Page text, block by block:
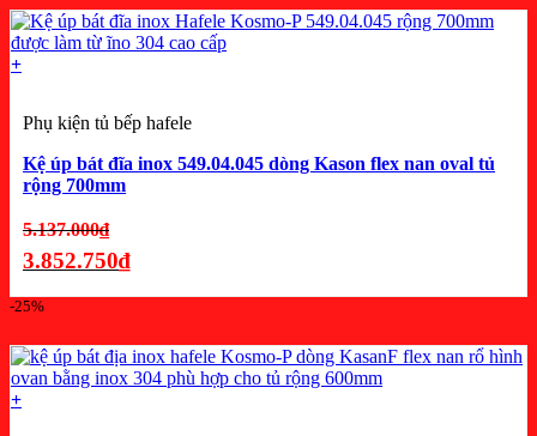
tại
là:
+
Phụ kiện tủ bếp hafele
Kệ úp bát đĩa inox 549.04.045 dòng Kason flex nan oval tủ
rộng 700mm
5.137.000₫Giá
gốc
3.852.750₫
tại
là:
-25%
+